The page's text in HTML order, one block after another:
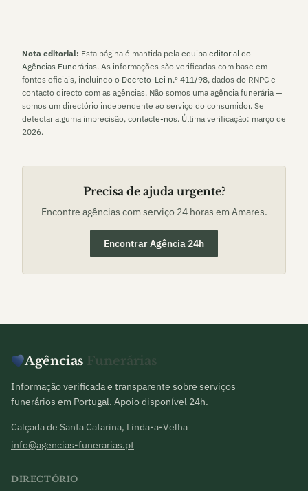
Nota editorial: Esta página é mantida pela equipa editorial do
Agências Funerárias. As informações são verificadas com base em
fontes oficiais, incluindo o Decreto-Lei n.º 411/98, dados do RNPC e
contacto directo com as agências. Não somos uma agência funerária —
somos um directório independente ao serviço do consumidor. Se
detectar alguma imprecisão, contacte-nos. Última verificação: março de
2026.
Precisa de ajuda urgente?
Encontre agências com serviço 24 horas em Amares.
Encontrar Agência 24h
Agências Funerárias
Informação verificada e transparente sobre serviços
funerários em Portugal. Apoio disponível 24h.
Calçada de Santa Catarina, Linda-a-Velha
info@agencias-funerarias.pt
DIRECTÓRIO